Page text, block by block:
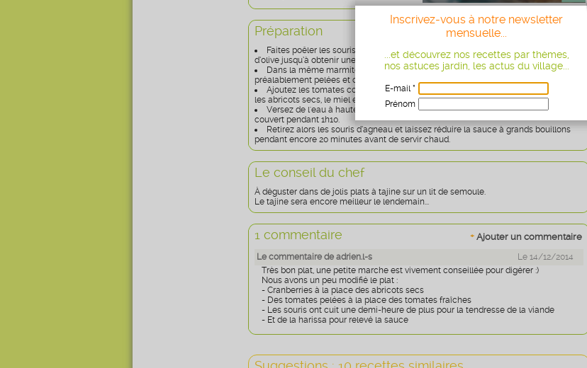
Préparation
Faites poêler les souris d’agneau dans une grande marmite avec un filer d’huile
d’olive jusqu’à obtenir une légère coloration. Réservez-les.
Dans la même marmite, faites suer l'oignon émincé et les carottes
préalablement pelées et coupées en rondelles.
Ajoutez les tomates coupées en 4, le concassée de tomates, les citrons confits,
les abricots secs, le miel et toutes les épices.
Versez de l'eau à hauteur, salez et poivrez à votre convenance. Laissez mijoter à
couvert pendant 1h10.
Retirez alors les souris d’agneau et laissez réduire la sauce à grands bouillons
pendant encore 20 minutes avant de servir chaud.
Le conseil du chef
À déguster dans de jolis plats à tajine sur un lit de semoule.
Le tajine sera encore meilleur le lendemain...
+ Ajouter un commentaire
1 commentaire
Le commentaire de adrien.l-s
Le 14/12/2014
Très bon plat, une petite marche est vivement conseillée pour digérer :)
Nous avons un peu modifié le plat :
- Cranberries à la place des abricots secs
- Des tomates pelées à la place des tomates fraîches
- Les souris ont cuit une demi-heure de plus pour la tendresse de la viande
- Et de la harissa pour relevé la sauce
Inscrivez-vous à notre newsletter
mensuelle...
...et découvrez nos recettes par thèmes,
nos astuces jardin, les actus du village...
E-mail *
Prénom
Age
* obligatoire